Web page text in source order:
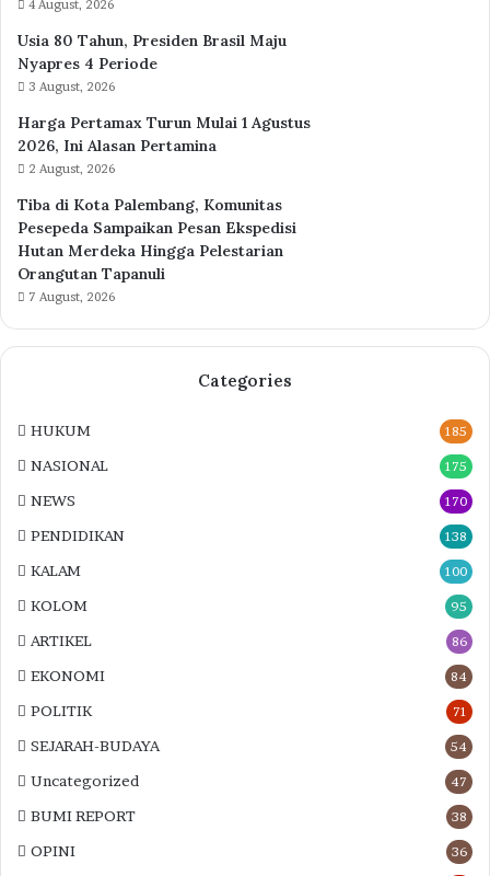
4 August, 2026
Usia 80 Tahun, Presiden Brasil Maju
Nyapres 4 Periode
3 August, 2026
Harga Pertamax Turun Mulai 1 Agustus
2026, Ini Alasan Pertamina
2 August, 2026
Tiba di Kota Palembang, Komunitas
Pesepeda Sampaikan Pesan Ekspedisi
Hutan Merdeka Hingga Pelestarian
Orangutan Tapanuli
7 August, 2026
Categories
HUKUM 185
NASIONAL 175
NEWS 170
PENDIDIKAN 138
KALAM 100
KOLOM 95
ARTIKEL 86
EKONOMI 84
POLITIK 71
SEJARAH-BUDAYA 54
Uncategorized 47
BUMI REPORT 38
OPINI 36